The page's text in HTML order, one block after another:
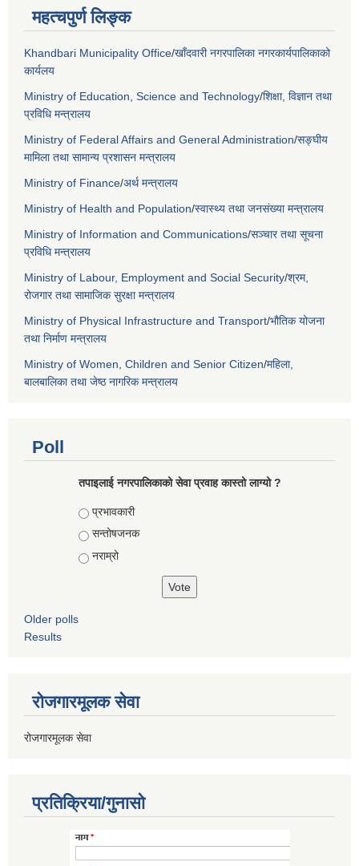
महत्चपुर्ण लिङ्क
Khandbari Municipality Office/खाँदवारी नगरपालिका नगरकार्यपालिकाको
कार्यलय
Ministry of Education, Science and Technology/शिक्षा, विज्ञान तथा
प्रविधि मन्त्रालय
Ministry of Federal Affairs and General Administration/सङ्घीय
मामिला तथा सामान्य प्रशासन मन्त्रालय
Ministry of Finance/अर्थ मन्त्रालय
Ministry of Health and Population/स्वास्थ्य तथा जनसंख्या मन्त्रालय
Ministry of Information and Communications/सञ्चार तथा सूचना
प्रविधि मन्त्रालय
Ministry of Labour, Employment and Social Security/श्रम,
रोजगार तथा सामाजिक सुरक्षा मन्त्रालय
Ministry of Physical Infrastructure and Transport/भौतिक योजना
तथा निर्माण मन्त्रालय
Ministry of Women, Children and Senior Citizen/महिला,
बालबालिका तथा जेष्ठ नागरिक मन्त्रालय
Poll
तपाइलाई नगरपालिकाको सेवा प्रवाह कास्तो लाग्यो ?
Choices
प्रभावकारी
सन्तोषजनक
नराम्रो
Older polls
Results
रोजगारमूलक सेवा
रोजगारमूलक सेवा
प्रतिक्रिया/गुनासो